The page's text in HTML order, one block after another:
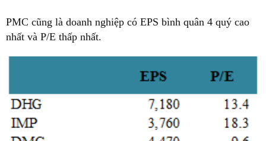
PMC cũng là doanh nghiệp có EPS bình quân 4 quý cao
nhất và P/E thấp nhất.